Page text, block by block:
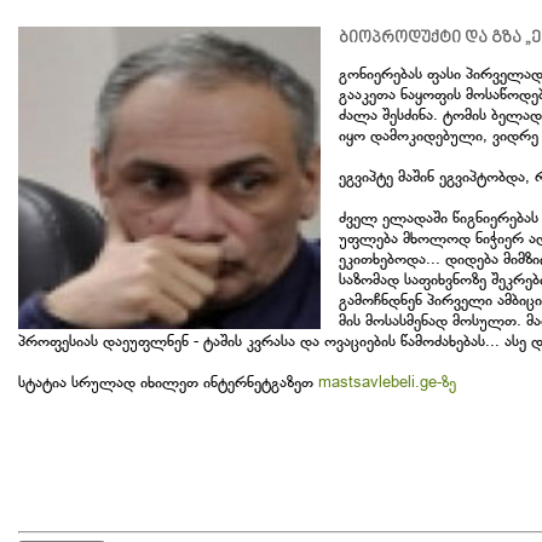
ბიოპროდუქტი და გზა
გონიერებას ფასი
გააკეთა ნაყოფის
ძალა შესძინა. ტომის
იყო დამოკიდებული, ვიდრე
ეგვიპტე მაშინ ეგვიპტობდა,
ძველ ელადაში
უფლება მხოლოდ ნიჭიერ
ეკითხებოდა... დიდება
საზომად საფიხვნოზე
გამოჩნდნენ პირველი
მის მოსასმენად მოსულთ.
პროფესიას დაეუფლნენ - ტაშის კვრასა და ოვაციების წამოძახებას...
სტატია სრულად იხილეთ ინტერნეტგაზეთ mastsavlebeli.ge-ზე